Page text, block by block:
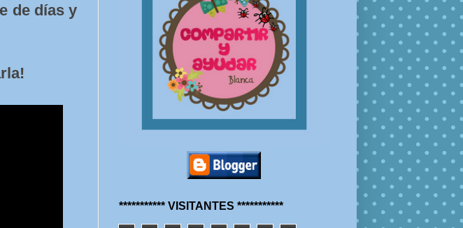
de días y
*********** VISITANTES ***********